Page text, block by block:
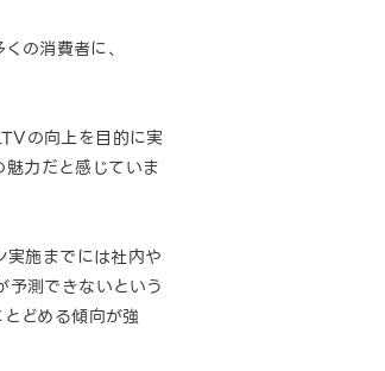
の消費者に、
の向上を目的に実
力だと感じていま
施までには社内や
測できないという
どめる傾向が強